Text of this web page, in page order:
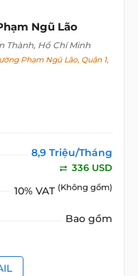
Ngũ Lão
Thành, Hồ Chí Minh
Phạm Ngũ Lão, Quận 1,
8,9 Triệu/Tháng
336 USD
10% VAT (Không gồm)
Bao gồm